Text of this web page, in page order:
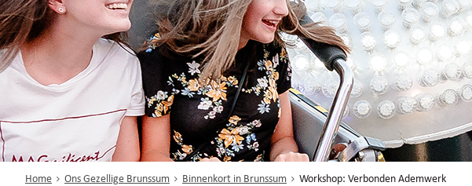
Home Ons Gezellige Brunssum Binnenkort in Brunssum Workshop: Verbonden Ademwerk